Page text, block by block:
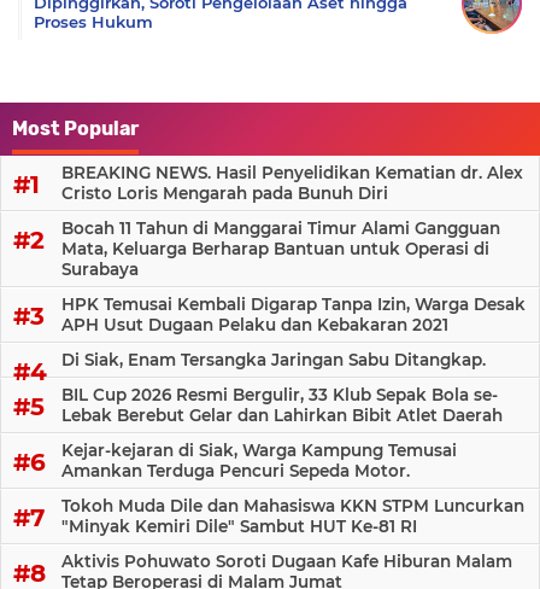
Proses Hukum
Most Popular
BREAKING NEWS. Hasil Penyelidikan Kematian dr. Alex
Cristo Loris Mengarah pada Bunuh Diri
Bocah 11 Tahun di Manggarai Timur Alami Gangguan
Mata, Keluarga Berharap Bantuan untuk Operasi di
Surabaya
HPK Temusai Kembali Digarap Tanpa Izin, Warga Desak
APH Usut Dugaan Pelaku dan Kebakaran 2021
Di Siak, Enam Tersangka Jaringan Sabu Ditangkap.
BIL Cup 2026 Resmi Bergulir, 33 Klub Sepak Bola se-
Lebak Berebut Gelar dan Lahirkan Bibit Atlet Daerah
Kejar-kejaran di Siak, Warga Kampung Temusai
Amankan Terduga Pencuri Sepeda Motor.
Tokoh Muda Dile dan Mahasiswa KKN STPM Luncurkan
"Minyak Kemiri Dile" Sambut HUT Ke-81 RI
Aktivis Pohuwato Soroti Dugaan Kafe Hiburan Malam
Tetap Beroperasi di Malam Jumat